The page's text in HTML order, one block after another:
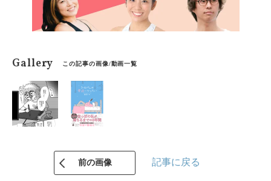
Gallery この記事の画像/動画一覧
前の画像 記事に戻る